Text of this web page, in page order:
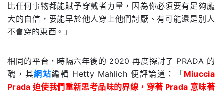
比任何事物都能賦予穿戴者力量，因為你必須要有足夠龐
大的自信，要能早於他人穿上他們討厭、有可能還是別人
不會穿的東西。」
相同的平台，時隔六年後的 2020再度探討了 PRADA 的
醜 ，其網站編輯 Hetty Mahlich 便評論道：「Miuccia
Prada迫使我們重新思考品味的界線，穿著 Prada 意味著